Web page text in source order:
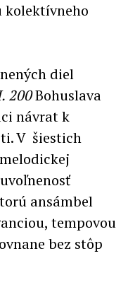
kolektívneho
diel
200Bohuslava
návrat k
V šiestich
ansámbel
tempovou
bez stôp